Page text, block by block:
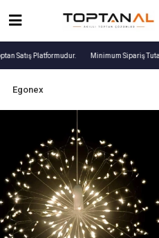
Satış Platformudur. Minimum Sipariş
Egonex